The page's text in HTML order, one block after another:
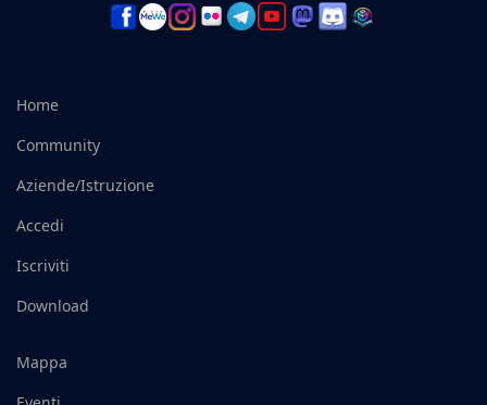
Home
Community
Aziende/Istruzione
Accedi
Iscriviti
Download
Mappa